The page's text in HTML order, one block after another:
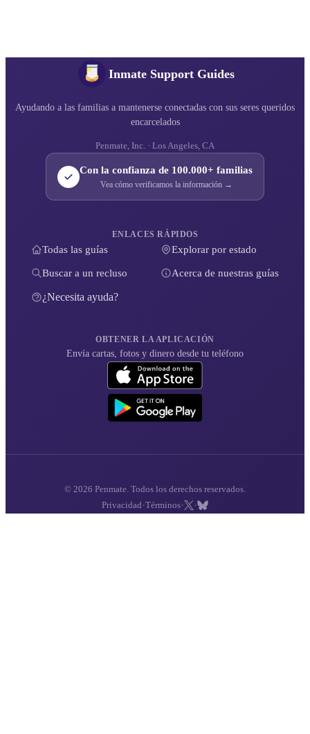
Inmate Support Guides
Ayudando a las familias a mantenerse conectadas con sus seres queridos
encarcelados
Penmate, Inc. · Los Angeles, CA
Con la confianza de 100.000+ familias
Vea cómo verificamos la información →
ENLACES RÁPIDOS
Todas las guías Explorar por estado
Buscar a un recluso Acerca de nuestras guías
¿Necesita ayuda?
OBTENER LA APLICACIÓN
Envía cartas, fotos y dinero desde tu teléfono
© 2026 Penmate. Todos los derechos reservados.
Privacidad ·Términos· ·